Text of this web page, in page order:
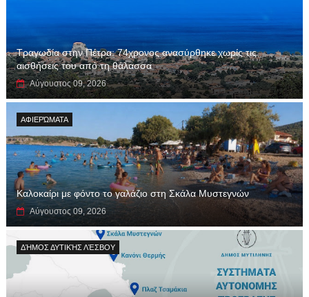
Τραγωδία στην Πέτρα: 74χρονος ανασύρθηκε χωρίς τις
αισθήσεις του από τη θάλασσα
Αύγουστος 09, 2026
ΑΦΙΕΡΏΜΑΤΑ
Καλοκαίρι με φόντο το γαλάζιο στη Σκάλα Μυστεγνών
Αύγουστος 09, 2026
ΔΉΜΟΣ ΔΥΤΙΚΉΣ ΛΈΣΒΟΥ